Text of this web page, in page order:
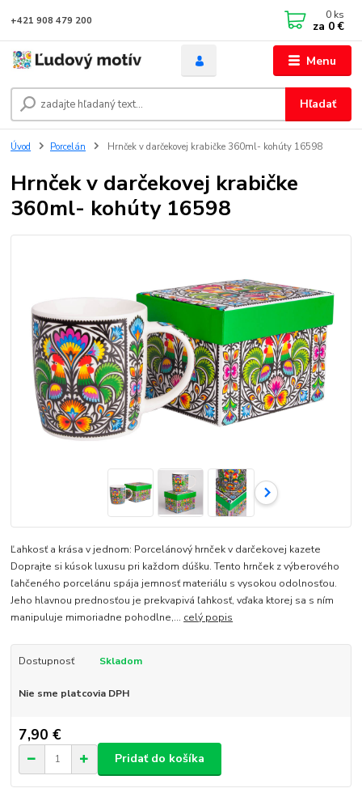
Menu
Hľadať
+421 908 479 200 0 ks
za 0 €
Úvod Porcelán Hrnček v darčekovej krabičke 360ml- kohúty 16598
Hrnček v darčekovej krabičke
360ml- kohúty 16598
Ľahkosť a krása v jednom: Porcelánový hrnček v darčekovej kazete
Doprajte si kúsok luxusu pri každom dúšku. Tento hrnček z výberového
ľahčeného porcelánu spája jemnosť materiálu s vysokou odolnosťou.
Jeho hlavnou prednosťou je prekvapivá ľahkosť, vďaka ktorej sa s ním
manipuluje mimoriadne pohodlne,... celý popis
Dostupnosť Skladom
Nie sme platcovia DPH
7,90 €
Pridať do košíka